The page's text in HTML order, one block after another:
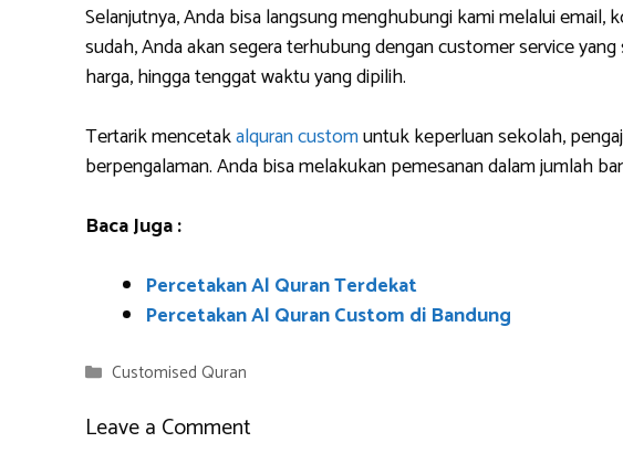
Selanjutnya, Anda bisa langsung menghubungi kami melalui
sudah, Anda akan segera terhubung dengan customer service
harga, hingga tenggat waktu yang dipilih.
Tertarik mencetakalquran customuntuk keperluan sekolah,
berpengalaman. Anda bisa melakukan pemesanan dalam jumlah
Baca Juga :
Percetakan Al Quran Terdekat
Percetakan Al Quran Custom di Bandung
Categories
Customised Quran
Leave a Comment